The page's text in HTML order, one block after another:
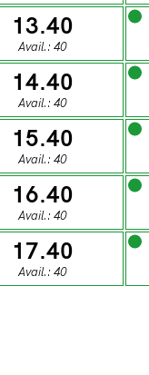
SUNDAY
09
SUNDAY
16
SUNDAY
23
13.40
Avail.: 40
14.40
Avail.: 40
15.40
Avail.: 40
16.40
Avail.: 40
17.40
Avail.: 40